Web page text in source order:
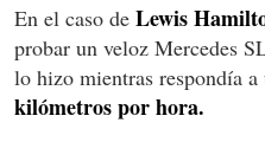
En el caso de Lewis
probar un veloz Mercedes
lo hizo mientras respondía a
kilómetros por hora.